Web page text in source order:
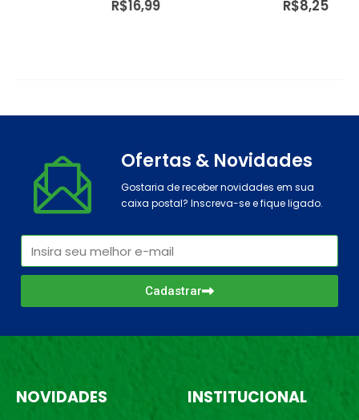
Ofertas & Novidades
Gostaria de receber novidades em sua
caixa postal? Inscreva-se e fique ligado.
Cadastrar
NOVIDADES INSTITUCIONAL